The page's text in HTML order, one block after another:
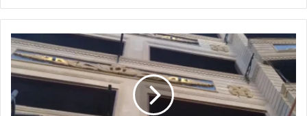
ت
ع
ف
ع
ل